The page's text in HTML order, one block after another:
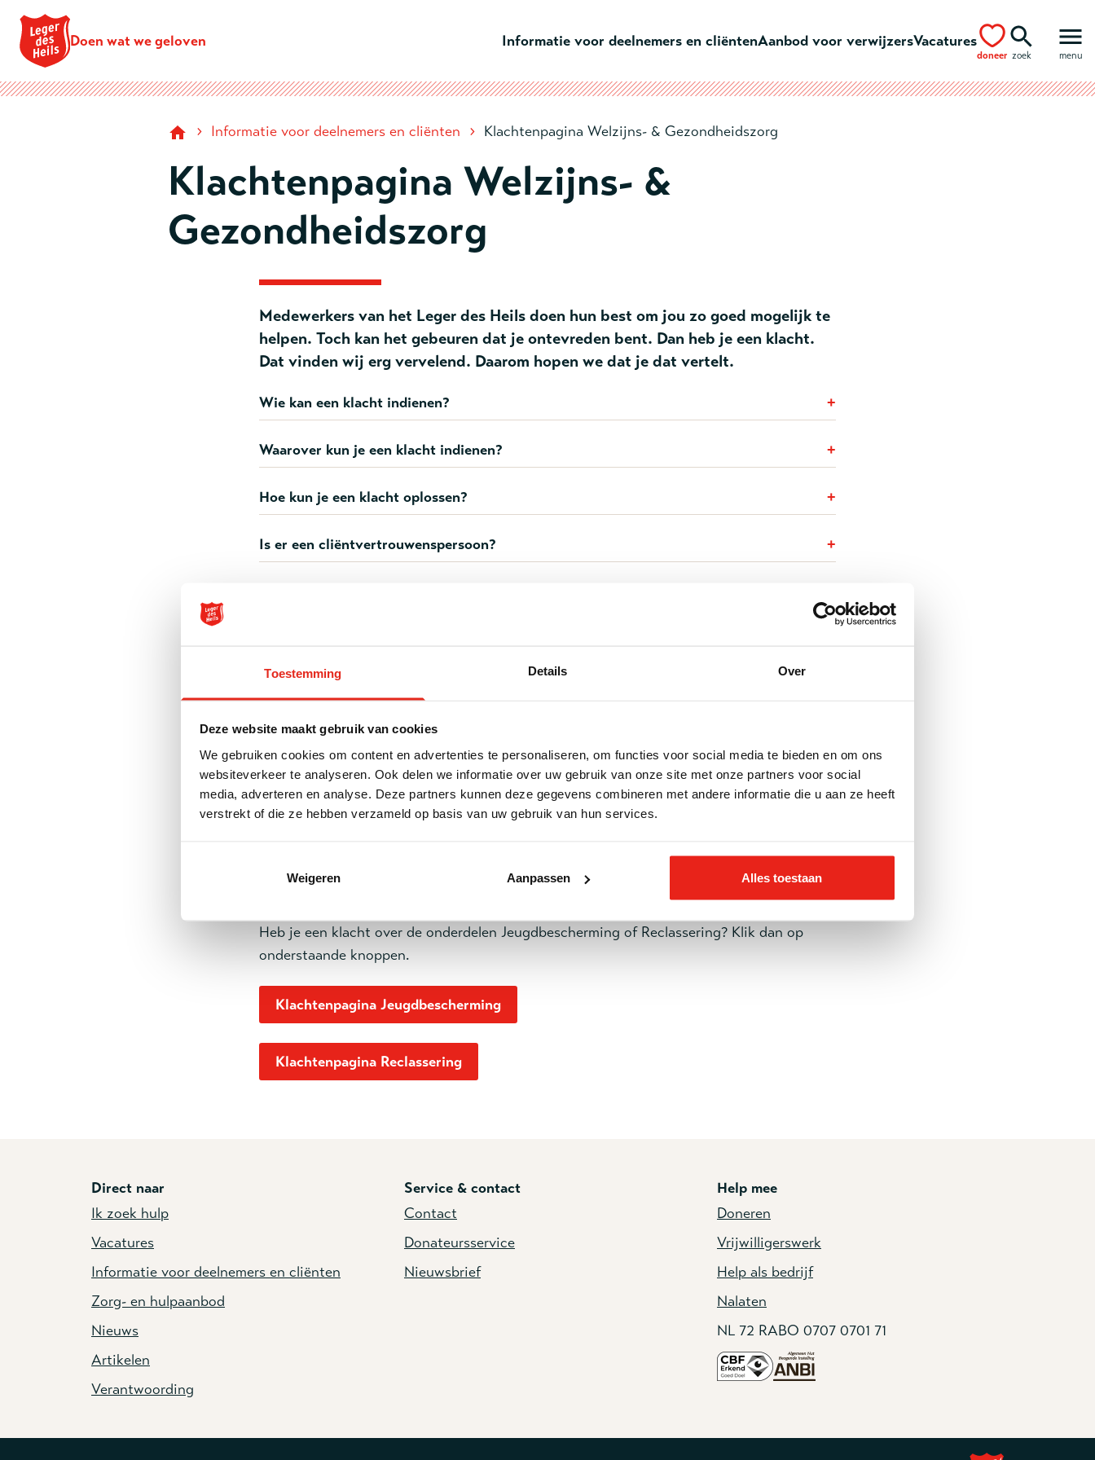
Toestemming Details Over
Deze website maakt gebruik van cookies
We gebruiken cookies om content en advertenties te personaliseren, om functies voor social media te bieden en om ons
websiteverkeer te analyseren. Ook delen we informatie over uw gebruik van onze site met onze partners voor social
media, adverteren en analyse. Deze partners kunnen deze gegevens combineren met andere informatie die u aan ze heeft
verstrekt of die ze hebben verzameld op basis van uw gebruik van hun services.
Weigeren Aanpassen Alles toestaan
Doen wat we geloven
Informatie voor deelnemers en cliëntenAanbod voor verwijzersVacatures
doneer zoek menu
› Informatie voor deelnemers en cliënten › Klachtenpagina Welzijns- & Gezondheidszorg
Klachtenpagina Welzijns- &
Gezondheidszorg
Medewerkers van het Leger des Heils doen hun best om jou zo goed mogelijk te
helpen. Toch kan het gebeuren dat je ontevreden bent. Dan heb je een klacht.
Dat vinden wij erg vervelend. Daarom hopen we dat je dat vertelt.
Wie kan een klacht indienen?
Waarover kun je een klacht indienen?
Hoe kun je een klacht oplossen?
Is er een cliëntvertrouwenspersoon?
Klachtenregeling Leger des
Heils W&G
Contactpagina Klachten Welzijns- & Gezondheidszorg
Klachtenpagina's Jeugdbescherming en Reclassering
Heb je een klacht over de onderdelen Jeugdbescherming of Reclassering? Klik dan op
onderstaande knoppen.
Klachtenpagina Jeugdbescherming
Klachtenpagina Reclassering
Direct naar
Ik zoek hulp
Vacatures
Informatie voor deelnemers en cliënten
Zorg- en hulpaanbod
Nieuws
Artikelen
Verantwoording
Service & contact
Contact
Donateursservice
Nieuwsbrief
Help mee
Doneren
Vrijwilligerswerk
Help als bedrijf
Nalaten
NL 72 RABO 0707 0701 71